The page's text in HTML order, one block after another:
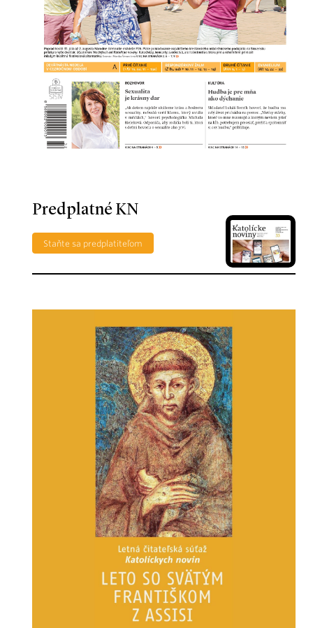
Predplatné KN
Staňte sa predplatiteľom